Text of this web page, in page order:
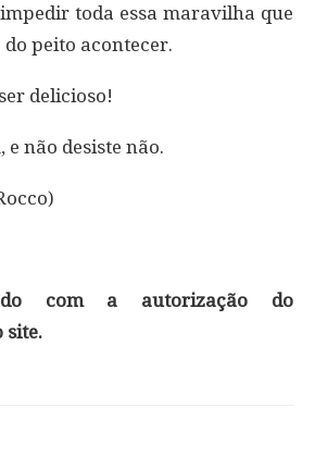
toda essa maravilha que
peito acontecer.
delicioso!
não desiste não.
com a autorização do
site.